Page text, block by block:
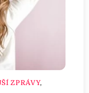
ZPRÁVY,